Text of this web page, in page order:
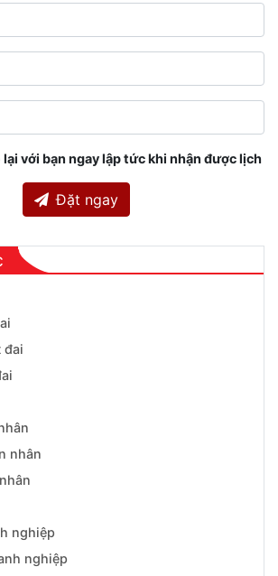
với bạn ngay lập tức khi nhận được lịch
Đặt ngay
đai
nhân
nghiệp
nghiệp